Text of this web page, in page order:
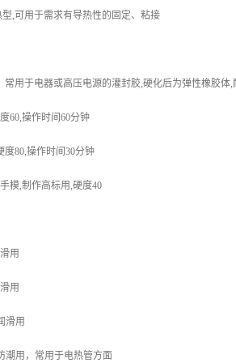
,可用于需求有导热性的固定、粘接
常用于电器或高压电源的灌封胶,硬化后为弹性橡胶体,
60,操作时间60分钟
度80,操作时间30分钟
模,制作高标用,硬度40
用
用
滑用
潮用，常用于电热管方面